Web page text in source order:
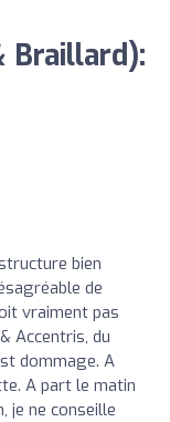
Braillard):
bien
de
vraiment pas
Accentris, du
dommage. A
A part le matin
je ne conseille